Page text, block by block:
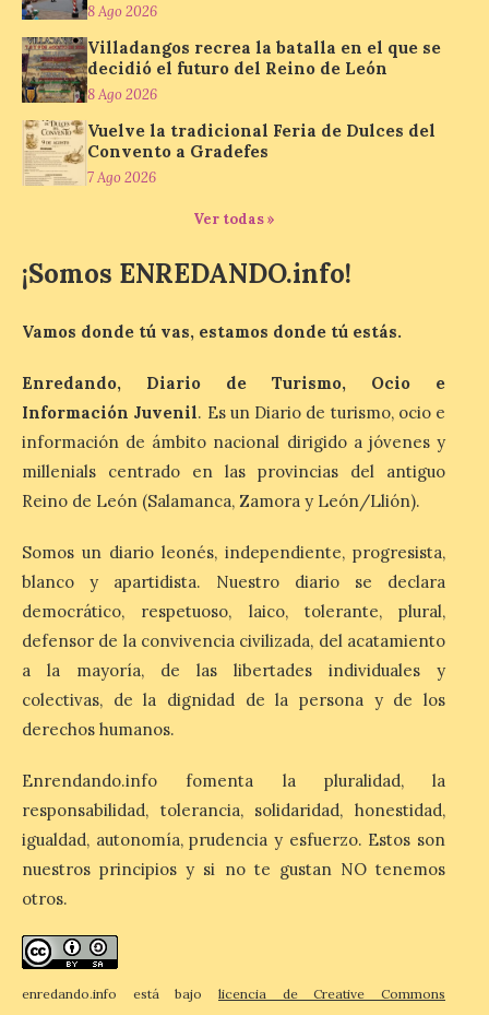
La Bañeza inicia sus
fiestas con el pregón a
cargo de Arturo Martínez
Matilla
8 Ago 2026
Bañeza designa a Arturo
2026. Tendrá lugar este
comunicador astorgano Arturo Martínez
La I Feria de la Cerveza
Artesana de Astorga
arranca con una gran
acogida del público
La inauguración contó
con la presencia del
alcalde de Astorga, José
Luis Nieto, que se acercó
hasta la feria acompañado
por el organizador de la iniciativa, Isaac
Cancillo Carro. Astorga, 8 de agosto de
2026. — La I Feria de […]
El Jamón de bellota 100 %
ibérico «Guillén» de
Guijuelo ha sido el
ganador al mejor jamón de
bellota ibérico
8 Ago 2026
8 Ago 2026
Villadangos recrea la batalla en el que se
decidió el futuro del Reino de León
8 Ago 2026
Vuelve la tradicional Feria de Dulces del
Convento a Gradefes
7 Ago 2026
Ver todas »
¡Somos ENREDANDO.info!
Vamos donde tú vas, estamos donde tú estás.
Enredando, Diario de Turismo, Ocio e
Información Juvenil. Es un Diario de turismo, ocio e
información de ámbito nacional dirigido a jóvenes y
millenials centrado en las provincias del antiguo
Reino de León (Salamanca, Zamora y León/Llión).
Somos un diario leonés, independiente, progresista,
blanco y apartidista. Nuestro diario se declara
democrático, respetuoso, laico, tolerante, plural,
defensor de la convivencia civilizada, del acatamiento
a la mayoría, de las libertades individuales y
colectivas, de la dignidad de la persona y de los
derechos humanos.
Enrendando.info fomenta la pluralidad, la
responsabilidad, tolerancia, solidaridad, honestidad,
igualdad, autonomía, prudencia y esfuerzo. Estos son
nuestros principios y si no te gustan NO tenemos
otros.
enredando.info está bajo licencia de Creative Commons